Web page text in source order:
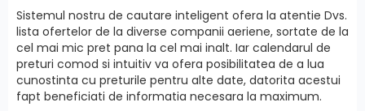
Sistemul nostru de cautare inteligent ofera la atentie Dvs.
lista ofertelor de la diverse companii aeriene, sortate de la
cel mai mic pret pana la cel mai inalt. Iar calendarul de
preturi comod si intuitiv va ofera posibilitatea de a lua
cunostinta cu preturile pentru alte date, datorita acestui
fapt beneficiati de informatia necesara la maximum.